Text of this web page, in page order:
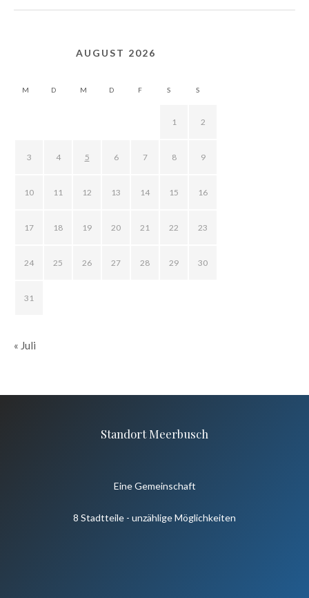
AUGUST 2026
M D M D F S S
1 2
3 4 5 6 7 8 9
10 11 12 13 14 15 16
17 18 19 20 21 22 23
24 25 26 27 28 29 30
31
« Juli
Standort Meerbusch
Eine Gemeinschaft
8 Stadtteile - unzählige Möglichkeiten